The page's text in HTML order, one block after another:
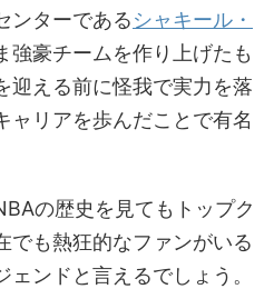
ンターであるシャキール・
強豪チームを作り上げたも
迎える前に怪我で実力を落
ャリアを歩んだことで有名
の歴史を見てもトップク
でも熱狂的なファンがいる
ンドと言えるでしょう。